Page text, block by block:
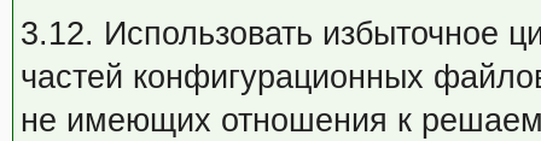
3.12. Использовать избыточное
частей конфигурационных
не имеющих отношения к